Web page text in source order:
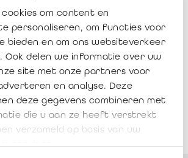
om content en
personaliseren, om functies voor
bieden en om ons websiteverkeer
Ook delen we informatie over uw
site met onze partners voor
en analyse. Deze
deze gegevens combineren met
die u aan ze heeft verstrekt
verzameld op basis van uw